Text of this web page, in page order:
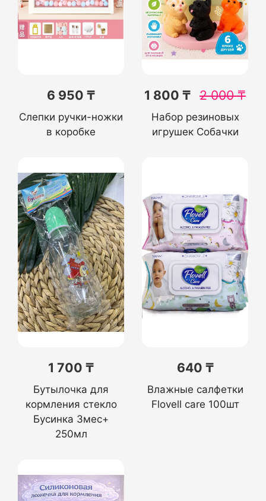
6 950 ₸
Слепки ручки-ножки
в коробке
1 800 ₸ 2 000₸
Набор резиновых
игрушек Собачки
1 700 ₸
Бутылочка для
кормления стекло
Бусинка 3мес+
250мл
640 ₸
Влажные салфетки
Flovell care 100шт